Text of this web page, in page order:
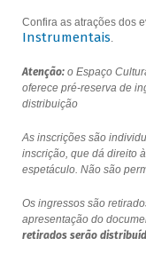
Confira as atrações dos
Instrumentais.
Atenção:o Espaço
oferece pré-reserva de
distribuição
As inscrições são
inscrição, que dá direito
espetáculo. Não são
Os ingressos são
apresentação do
retirados serão